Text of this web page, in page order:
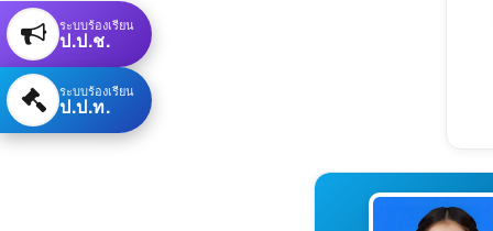
ระบบร้องเรียน
ป.ป.ช.
ระบบร้องเรียน
ป.ป.ท.